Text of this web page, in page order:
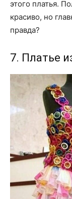
этого платья.
красиво, но
правда?
7. Платье